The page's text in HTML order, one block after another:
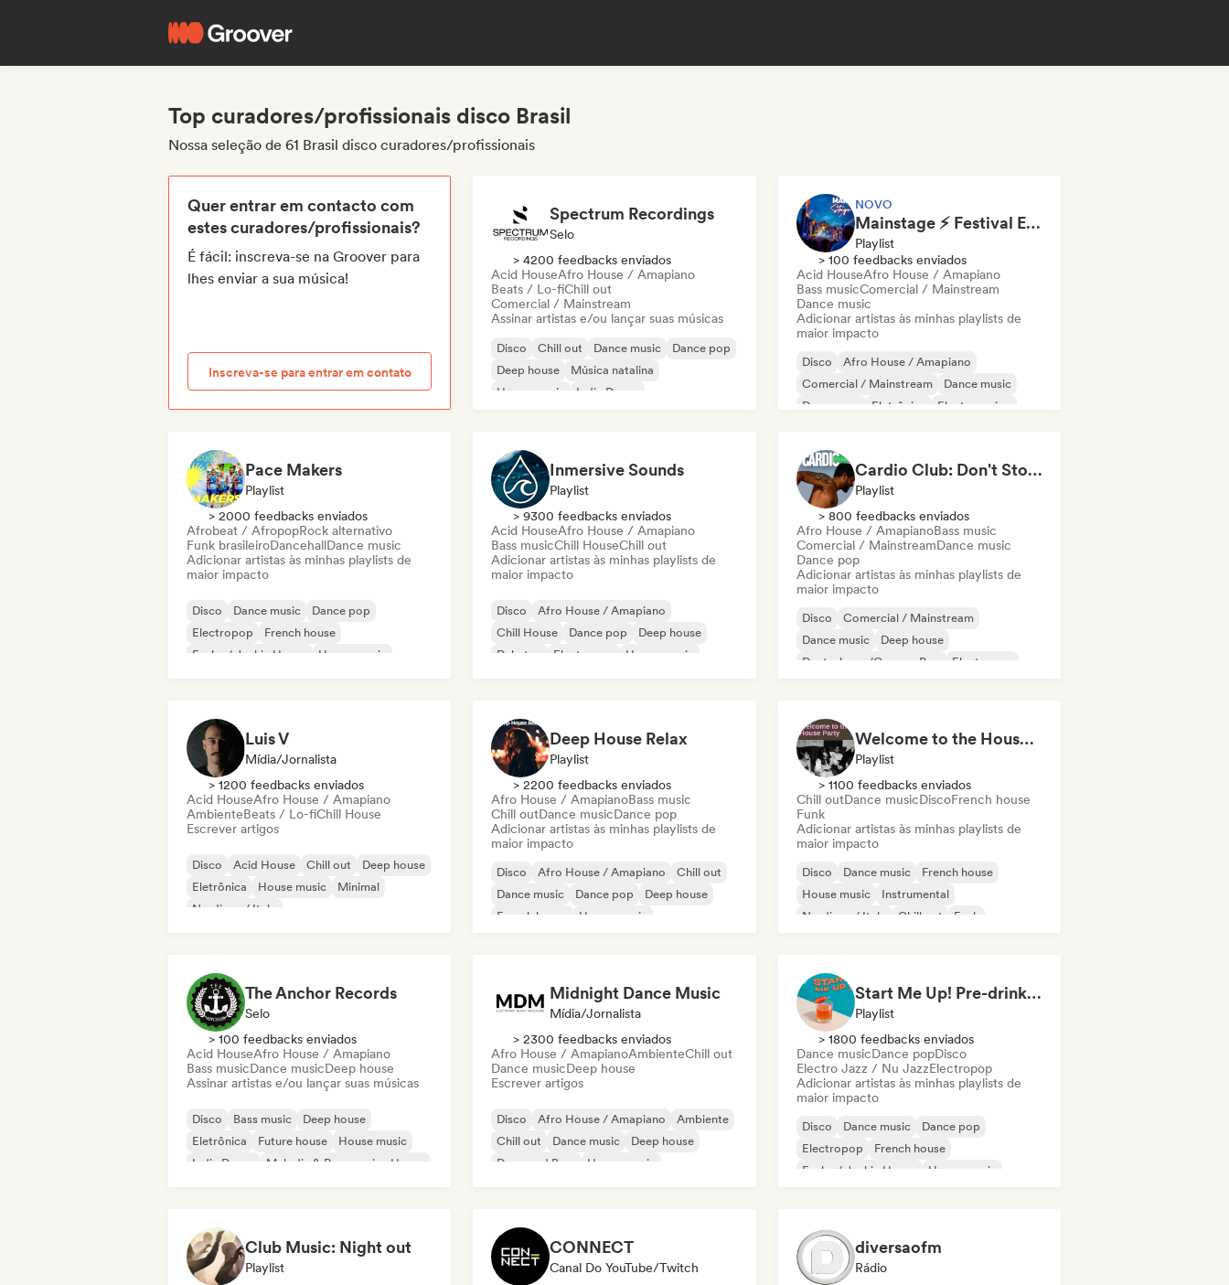
Top curadores/profissionais disco Brasil
Nossa seleção de 61 Brasil disco curadores/profissionais
Quer entrar em contacto com
estes curadores/profissionais?
É fácil: inscreva-se na Groover para
lhes enviar a sua música!
Inscreva-se para entrar em contato
Spectrum Recordings
Selo
> 4200 feedbacks enviados
Acid HouseAfro House / Amapiano
Beats / Lo-fiChill out
Comercial / Mainstream
Assinar artistas e/ou lançar suas músicas
Disco Chill out Dance music
Dance pop
Deep house
Música natalina
House music
Indie Dance
NOVO
Mainstage ⚡ Festival EDM, Big Room & House Anthems
Playlist
> 100 feedbacks enviados
Acid HouseAfro House / Amapiano
Bass musicComercial / Mainstream
Dance music
Adicionar artistas às minhas playlists de
maior impacto
Disco
Afro House / Amapiano
Comercial / Mainstream
Dance music
Dance pop
Eletrônica
Electro swing
Pace Makers
Playlist
> 2000 feedbacks enviados
Afrobeat / AfropopRock alternativo
Funk brasileiroDancehallDance music
Adicionar artistas às minhas playlists de
maior impacto
Disco Dance music
Dance pop
Electropop
French house
Funky / Jackin House
House music
Inmersive Sounds
Playlist
> 9300 feedbacks enviados
Acid HouseAfro House / Amapiano
Bass musicChill HouseChill out
Adicionar artistas às minhas playlists de
maior impacto
Disco
Afro House / Amapiano
Chill House
Dance pop
Deep house
Dubstep
Electropop House music
Cardio Club: Don't Stop! 💦
Playlist
> 800 feedbacks enviados
Afro House / AmapianoBass music
Comercial / MainstreamDance music
Dance pop
Adicionar artistas às minhas playlists de
maior impacto
Disco
Comercial / Mainstream
Dance music
Deep house
Deutschpop/German Pop
Electropop
Luis V
Mídia/Jornalista
> 1200 feedbacks enviados
Acid HouseAfro House / Amapiano
AmbienteBeats / Lo-fiChill House
Escrever artigos
Disco Acid House Chill out
Deep house
Eletrônica
House music
Minimal
Nu-disco / Italo
Deep House Relax
Playlist
> 2200 feedbacks enviados
Afro House / AmapianoBass music
Chill outDance musicDance pop
Adicionar artistas às minhas playlists de
maior impacto
Disco Afro House / Amapiano
Chill out
Dance music
Dance pop
Deep house
French house
House music
Welcome to the House Party
Playlist
> 1100 feedbacks enviados
Chill outDance musicDiscoFrench house
Funk
Adicionar artistas às minhas playlists de
maior impacto
Disco Dance music
French house
House music
Instrumental
Nu-disco / Italo
Chill out Funk
The Anchor Records
Selo
> 100 feedbacks enviados
Acid HouseAfro House / Amapiano
Bass musicDance musicDeep house
Assinar artistas e/ou lançar suas músicas
Disco Bass music
Deep house
Eletrônica
Future house
House music
Indie Dance
Melodic & Progressive House
Midnight Dance Music
Mídia/Jornalista
> 2300 feedbacks enviados
Afro House / AmapianoAmbienteChill out
Dance musicDeep house
Escrever artigos
Disco Afro House / Amapiano
Ambiente
Chill out
Dance music
Deep house
Drum and Bass
House music
Start Me Up! Pre-drinks and Summer Party 🍹
Playlist
> 1800 feedbacks enviados
Dance musicDance popDisco
Electro Jazz / Nu JazzElectropop
Adicionar artistas às minhas playlists de
maior impacto
Disco Dance music
Dance pop
Electropop
French house
Funky / Jackin House
House music
Club Music: Night out
Playlist
CONNECT
Canal Do YouTube/Twitch
diversaofm
Rádio